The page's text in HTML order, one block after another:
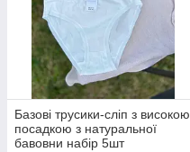
Базові трусики-сліп з високою
посадкою з натуральної
бавовни набір 5шт